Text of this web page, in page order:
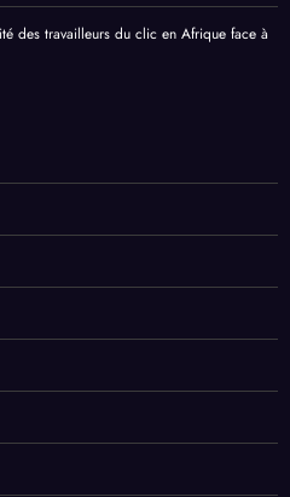
des travailleurs du clic en Afrique face à